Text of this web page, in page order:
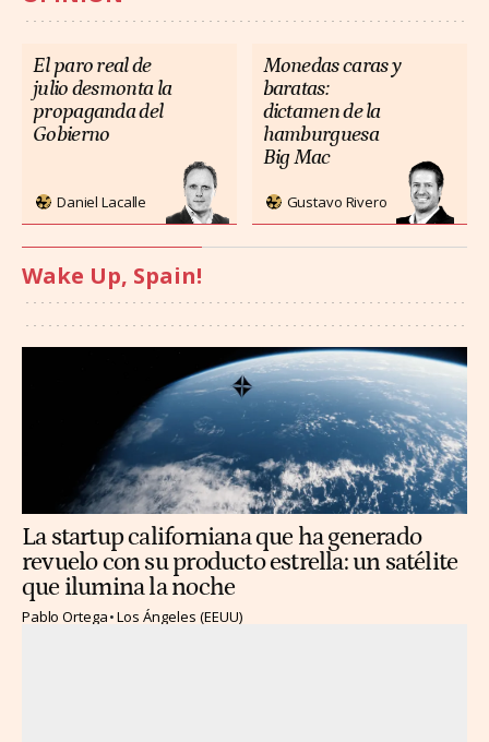
El paro real de
julio desmonta la
propaganda del
Gobierno
Daniel Lacalle
Monedas caras y
baratas:
dictamen de la
hamburguesa
Big Mac
Gustavo Rivero
Wake Up, Spain!
La startup californiana que ha generado
revuelo con su producto estrella: un satélite
que ilumina la noche
Pablo Ortega Los Ángeles (EEUU)